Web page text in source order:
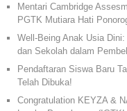
Mentari Cambridge
PGTK Mutiara Hati
Well-Being Anak Usia
dan Sekolah dalam
Pendaftaran Siswa Baru
Telah Dibuka!
Congratulation KEYZA &